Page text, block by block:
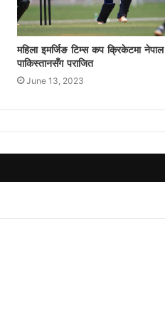
महिला इमर्जिङ टिम्स कप क्रिकेटमा नेपाल
पाकिस्तानसँग पराजित
June 13, 2023